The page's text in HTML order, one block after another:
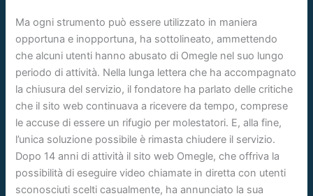
Ma ogni strumento può essere utilizzato in maniera
opportuna e inopportuna, ha sottolineato, ammettendo
che alcuni utenti hanno abusato di Omegle nel suo lungo
periodo di attività. Nella lunga lettera che ha accompagnato
la chiusura del servizio, il fondatore ha parlato delle critiche
che il sito web continuava a ricevere da tempo, comprese
le accuse di essere un rifugio per molestatori. E, alla fine,
l’unica soluzione possibile è rimasta chiudere il servizio.
Dopo 14 anni di attività il sito web Omegle, che offriva la
possibilità di eseguire video chiamate in diretta con utenti
sconosciuti scelti casualmente, ha annunciato la sua